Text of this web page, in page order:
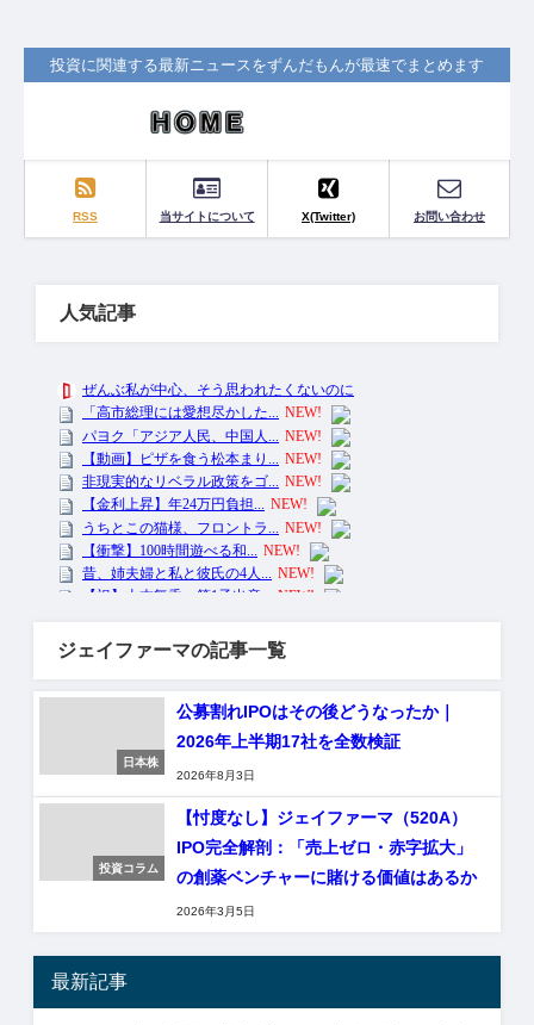
投資に関連する最新ニュースをずんだもんが最速でまとめます
RSS 当サイトについて X(Twitter) お問い合わせ
人気記事
ジェイファーマの記事一覧
日本株
公募割れIPOはその後どうなったか｜
2026年上半期17社を全数検証
2026年8月3日
投資コラム
【忖度なし】ジェイファーマ（520A）
IPO完全解剖：「売上ゼロ・赤字拡大」
の創薬ベンチャーに賭ける価値はあるか
2026年3月5日
最新記事